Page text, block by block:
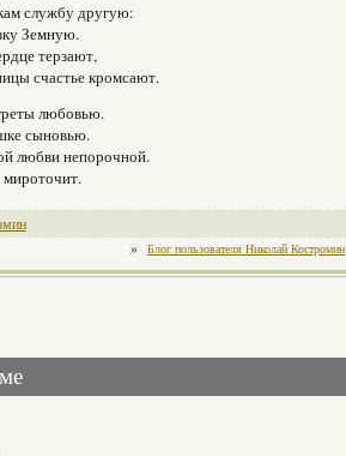
службу другую:
Земную.
терзают,
счастье кромсают.
любовью.
сыновью.
любви непорочной.
»
Блог пользователя Николай Костромин